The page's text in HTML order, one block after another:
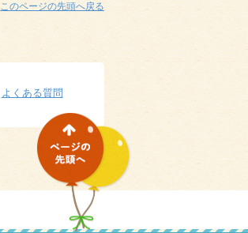
このページの先頭へ戻る
よくある質問